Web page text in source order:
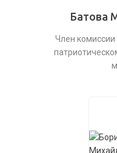
Батова
Член